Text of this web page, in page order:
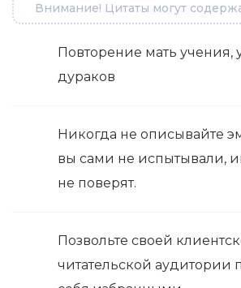
Внимание! Цитаты могут
Повторение мать учения,
дураков
Никогда не описывайте
вы сами не испытывали,
не поверят.
Позвольте своей
читательской аудитории